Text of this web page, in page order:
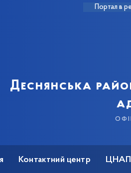
Портал в
Деснянська
Контактний центр ЦНАП